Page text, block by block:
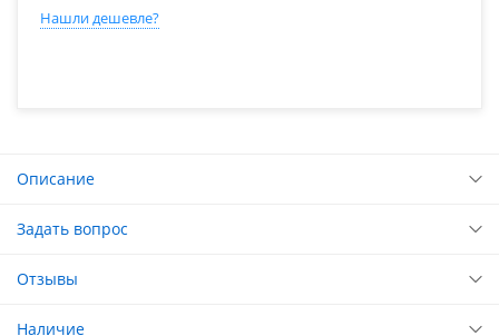
Нашли дешевле?
Описание
Задать вопрос
Отзывы
Наличие